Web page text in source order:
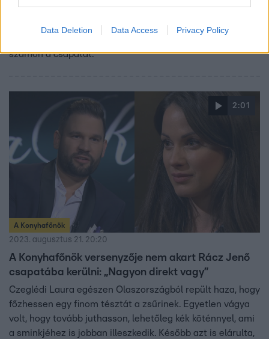
Data Deletion Data Access Privacy Policy
azonban az egyik hibás eleme nemcsak neki, de Rácz
számon a csapatát.
2:01
A Konyhafőnök
2023. augusztus 21. 20:20
A Konyhafőnök versenyzője nem akart Rácz Jenő
csapatába kerülni: „Nagyon direkt vagy”
Czeglédi Laura egészen Olaszországból repült haza, hogy
főzhessen egy finom tésztát a zsűrinek. Egyetlen vágya
volt, hogy tovább juthasson, lehetőleg kék köténnyel, ami
a sminkjéhez is jobban illeszkedik. Később azt is elárulta,